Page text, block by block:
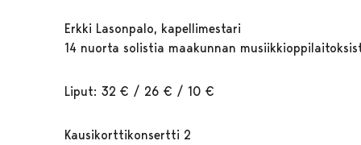
Erkki Lasonpalo, kapellimestari
14 nuorta solistia maakunnan
Liput: 32 € / 26 € / 10 €
Kausikorttikonsertti 2